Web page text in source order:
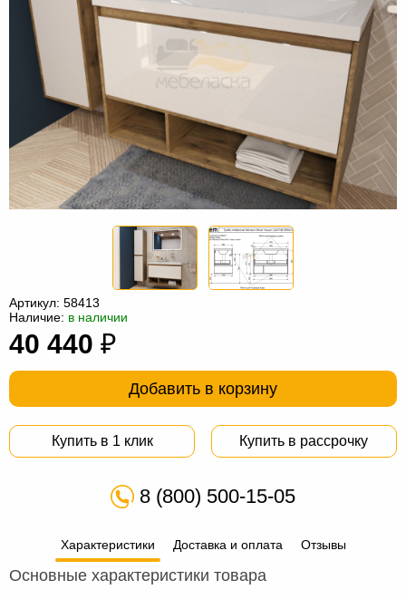
гостиную
прихожей
Столы
Комоды
Офисная
мебель
компьютер
Мебель
для
Мебель
из
ротанга
Садовая
мебель
Косметологическое
оборудование
Артикул: 58413
Наличие: в наличии
40 440 ₽
Добавить в корзину
Купить в 1 клик Купить в рассрочку
8 (800) 500-15-05
Характеристики Доставка и оплата Отзывы
Основные характеристики товара